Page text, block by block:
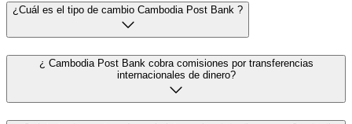
¿Cuál es el tipo de cambio Cambodia Post Bank ?
¿ Cambodia Post Bank cobra comisiones por transferencias
internacionales de dinero?